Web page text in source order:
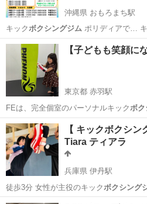
沖縄県 おもろまち駅
キックボクシングジム ポリ
沖縄 那覇市 おもろまち駅
【子どもも笑顔に
東京都 赤羽駅
FEは、完全個室のパーソナルキックボク
子さま連れでも周り…
東京 北区 赤羽駅 空手/他格
【 キックボクシング教室 】阪
Tiara ティアラ
兵庫県 伊丹駅
徒歩3分 女性が主役のキック ボクシング
ッ…